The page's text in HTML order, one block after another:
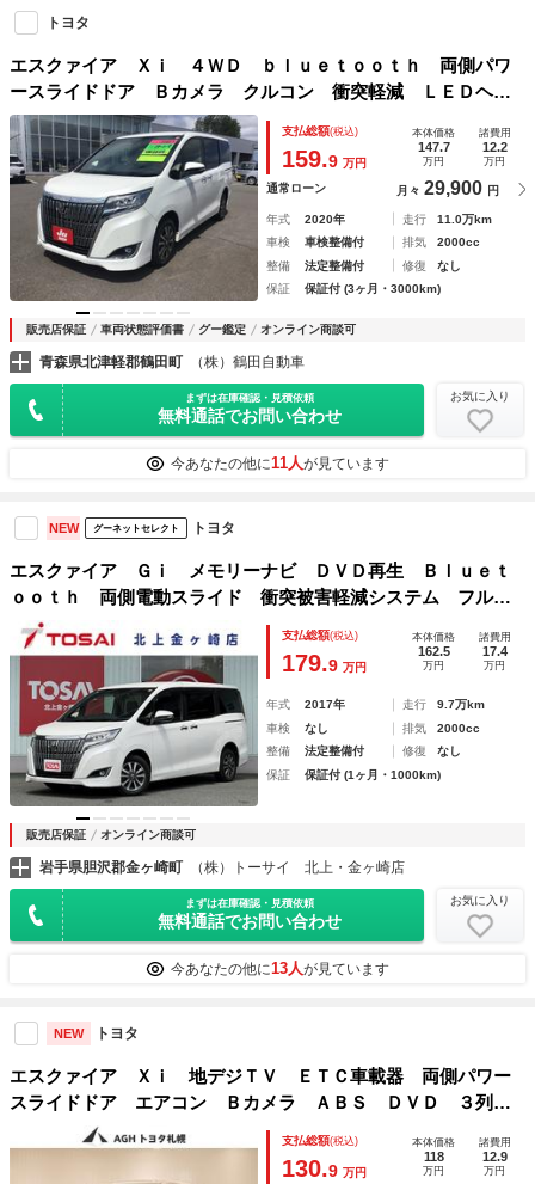
トヨタ
エスクァイア Ｘｉ ４ＷＤ ｂｌｕｅｔｏｏｔｈ 両側パワ
ースライドドア Ｂカメラ クルコン 衝突軽減 ＬＥＤヘッ
ドライト オートマチックハイビーム 衝突安全ボディ リア
オートエアコン ＥＴＣ車載器 メモリーナビ 横滑防止
支払総額(税込)
159.9 万円
本体価格
147.7
万円
諸費用
12.2
万円
通常ローン 月々 29,900 円
年式 2020年 走行
11.0万km
車検
車検整備付 排気
2000cc
整備
法定整備付 修復
なし
保証
保証付 (3ヶ月・3000km)
販売店保証 車両状態評価書 グー鑑定 オンライン商談可
青森県北津軽郡鶴田町 （株）鶴田自動車
まずは在庫確認・見積依頼
無料通話でお問い合わせ
お気に入り
今あなたの他に11人が見ています
NEW グーネットセレクト トヨタ
エスクァイア Ｇｉ メモリーナビ ＤＶＤ再生 Ｂｌｕｅｔ
ｏｏｔｈ 両側電動スライド 衝突被害軽減システム フルセ
グ バックカメラ ＥＴＣ ＬＥＤヘッドランプ スマートキ
ー キーレス レーンアシスト アイドリングストップ
支払総額(税込)
179.9 万円
本体価格
162.5
万円
諸費用
17.4
万円
年式 2017年 走行
9.7万km
車検
なし 排気
2000cc
整備
法定整備付 修復
なし
保証
保証付 (1ヶ月・1000km)
販売店保証 オンライン商談可
岩手県胆沢郡金ヶ崎町 （株）トーサイ 北上・金ヶ崎店
まずは在庫確認・見積依頼
無料通話でお問い合わせ
お気に入り
今あなたの他に13人が見ています
NEW トヨタ
エスクァイア Ｘｉ 地デジＴＶ ＥＴＣ車載器 両側パワー
スライドドア エアコン Ｂカメラ ＡＢＳ ＤＶＤ ３列シ
ート キーレス ＬＥＤライト フルフラット ウォークスル
ー ４ＷＤ リアオートエアコン 横滑防止 寒冷地仕様
支払総額(税込)
130.9 万円
本体価格
118
万円
諸費用
12.9
万円